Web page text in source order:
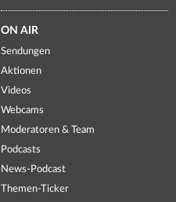
ON AIR
Sendungen
Aktionen
Videos
Webcams
Moderatoren & Team
Podcasts
News-Podcast
Themen-Ticker